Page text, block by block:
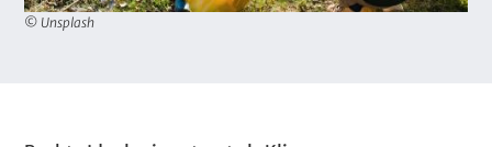
© Unsplash